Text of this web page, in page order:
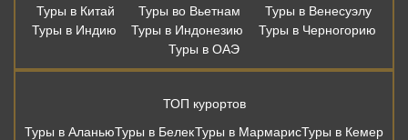
Туры в Китай
Туры во Вьетнам
Туры в Венесуэлу
Туры в Индию
Туры в Индонезию
Туры в Черногорию
Туры в ОАЭ
ТОП курортов
Туры в АланьюТуры в БелекТуры в МармарисТуры в Кемер